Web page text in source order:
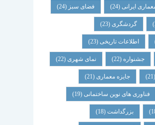
ایرانی(24) فضای سبز (24)
گردشگری(23)
اطلاعات تاریخی(23)
جشنواره (22) نمای شهری(22)
جایزه معماری(21)
فناوری های نوین ساختمانی(19)
بزرگداشت(18)